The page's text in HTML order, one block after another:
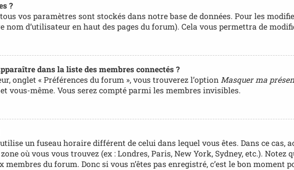
?
vos paramètres sont stockés dans notre base de données. Pour les
nom d’utilisateur en haut des pages du forum). Cela vous permettra de
dans la liste des membres connectés ?
onglet « Préférences du forum », vous trouverez l’option Masquer ma
vous-même. Vous serez compté parmi les membres invisibles.
un fuseau horaire différent de celui dans lequel vous êtes. Dans ce cas,
où vous vous trouvez (ex : Londres, Paris, New York, Sydney, etc.).
membres du forum. Donc si vous n’êtes pas enregistré, c’est le bon moment